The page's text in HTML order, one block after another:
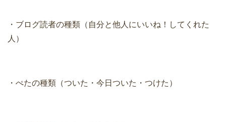
・ブログ読者の種類（自分と他人にいいね！してくれた
人）
・ぺたの種類（ついた・今日ついた・つけた）